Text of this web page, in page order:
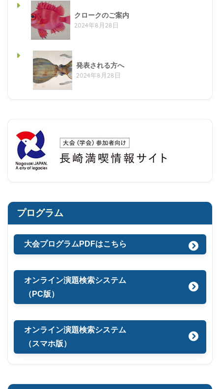
クロークのご案内
2024年8月28日
発表される方へ
2024年8月28日
プログラム
大会プログラムPDFはこちら
オンライン演題検索システム
（PC版）
オンライン演題検索システム
（スマホ版）